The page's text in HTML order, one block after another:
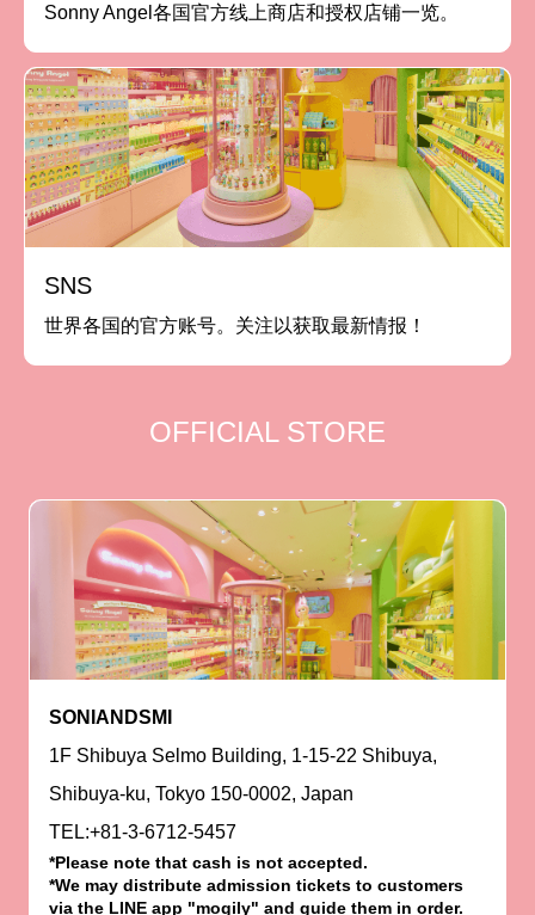
Sonny Angel各国官方线上商店和授权店铺一览。
SNS
世界各国的官方账号。关注以获取最新情报！
OFFICIAL STORE
SONIANDSMI
1F Shibuya Selmo Building, 1-15-22 Shibuya,
Shibuya-ku, Tokyo 150-0002, Japan
TEL:+81-3-6712-5457
*Please note that cash is not accepted.
*We may distribute admission tickets to customers
via the LINE app "mogily" and guide them in order.